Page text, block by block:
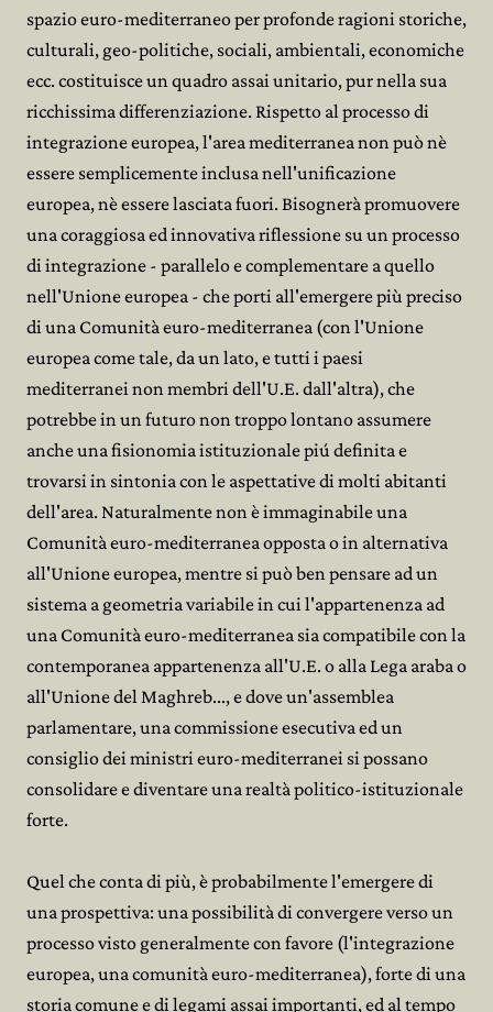
spazio euro-mediterraneo per profonde ragioni storiche,
culturali, geo-politiche, sociali, ambientali, economiche
ecc. costituisce un quadro assai unitario, pur nella sua
ricchissima differenziazione. Rispetto al processo di
integrazione europea, l'area mediterranea non può nè
essere semplicemente inclusa nell'unificazione
europea, nè essere lasciata fuori. Bisognerà promuovere
una coraggiosa ed innovativa riflessione su un processo
di integrazione - parallelo e complementare a quello
nell'Unione europea - che porti all'emergere più preciso
di una Comunità euro-mediterranea (con l'Unione
europea come tale, da un lato, e tutti i paesi
mediterranei non membri dell'U.E. dall'altra), che
potrebbe in un futuro non troppo lontano assumere
anche una fisionomia istituzionale piú definita e
trovarsi in sintonia con le aspettative di molti abitanti
dell'area. Naturalmente non è immaginabile una
Comunità euro-mediterranea opposta o in alternativa
all'Unione europea, mentre si può ben pensare ad un
sistema a geometria variabile in cui l'appartenenza ad
una Comunità euro-mediterranea sia compatibile con la
contemporanea appartenenza all'U.E. o alla Lega araba o
all'Unione del Maghreb..., e dove un'assemblea
parlamentare, una commissione esecutiva ed un
consiglio dei ministri euro-mediterranei si possano
consolidare e diventare una realtà politico-istituzionale
forte.
Quel che conta di più, è probabilmente l'emergere di
una prospettiva: una possibilità di convergere verso un
processo visto generalmente con favore (l'integrazione
europea, una comunità euro-mediterranea), forte di una
storia comune e di legami assai importanti, ed al tempo